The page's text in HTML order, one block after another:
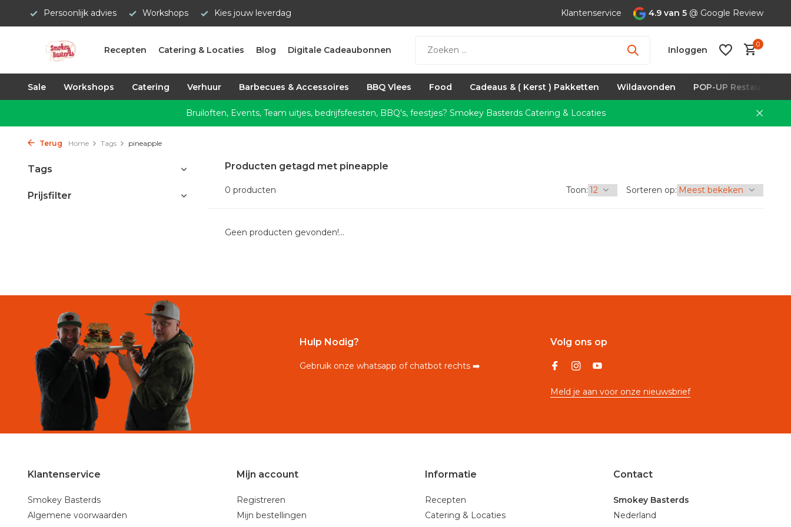
Persoonlijk advies Workshops Kies jouw leverdag Klantenservice 4.9 van 5 @ Google Review
Recepten Catering & Locaties Blog Digitale Cadeaubonnen Inloggen
0
Sale Workshops Catering Verhuur Barbecues & Accessoires BBQ Vlees Food Cadeaus & ( Kerst ) Pakketten Wildavonden POP-UP Restaurants
Bruiloften, Events, Team uitjes, bedrijfsfeesten, BBQ's, feestjes? Smokey Basterds Catering & Locaties
Terug Home Tags pineapple
Tags
Prijsfilter
Producten getagd met pineapple
0 producten Toon: Sorteren op:
Geen producten gevonden!...
Hulp Nodig?
Gebruik onze whatsapp of chatbot rechts ➡️
Volg ons op
Meld je aan voor onze nieuwsbrief
Klantenservice
Smokey Basterds
Algemene voorwaarden
Mijn account
Registreren
Mijn bestellingen
Informatie
Recepten
Catering & Locaties
Contact
Smokey Basterds
Nederland